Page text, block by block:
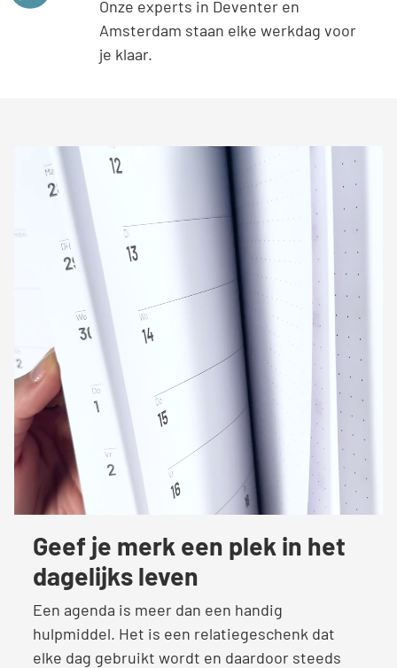
Onze experts in Deventer en
Amsterdam staan elke werkdag voor
je klaar.
Geef je merk een plek in het
dagelijks leven
Een agenda is meer dan een handig
hulpmiddel. Het is een relatiegeschenk dat
elke dag gebruikt wordt en daardoor steeds